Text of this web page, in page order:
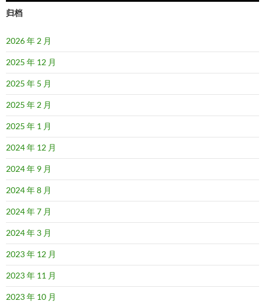
归档
2026 年 2 月
2025 年 12 月
2025 年 5 月
2025 年 2 月
2025 年 1 月
2024 年 12 月
2024 年 9 月
2024 年 8 月
2024 年 7 月
2024 年 3 月
2023 年 12 月
2023 年 11 月
2023 年 10 月